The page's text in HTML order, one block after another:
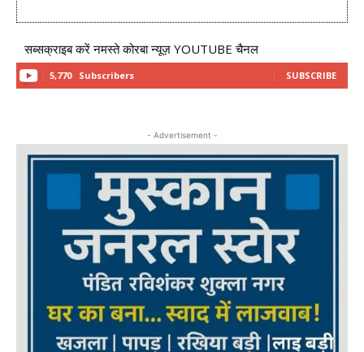
सब्सक्राइब करें नमस्ते कोरबा न्यूज़ YOUTUBE चैनल
5,770 Subscribers SUBSCRIBE
- Advertisement -